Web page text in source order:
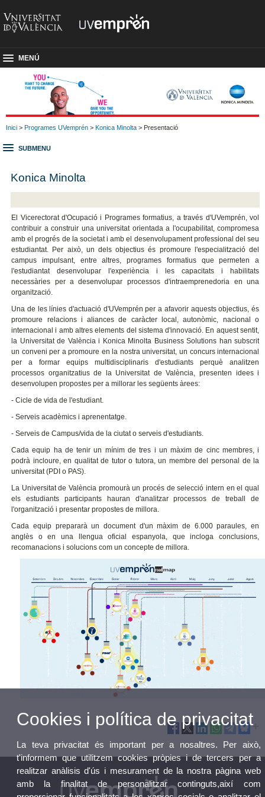
MENÚ
Inici > Programes UVemprén > Konica Minolta > Presentació
SUBMENU
Konica Minolta
El Vicerectorat d'Ocupació i Programes formatius, a través d'UVemprén, vol
contribuir a construir una universitat orientada a l'ocupabilitat, compromesa
amb el progrés de la societat i amb el desenvolupament professional del seu
estudiantat. Per això, un dels objectius és promoure l'especialització del
campus impulsant, entre altres, programes formatius que permeten a
l'estudiantat desenvolupar l'experiència i les capacitats i habilitats
necessàries per a desenvolupar processos d'intraemprenedoria en una
organització.
Una de les línies d'actuació d'UVemprén per a afavorir aquests objectius, és
promoure relacions i aliances de caràcter local, autonòmic, nacional o
internacional i amb altres elements del sistema d'innovació. En aquest sentit,
la Universitat de València i Konica Minolta Business Solutions han subscrit
un conveni per a promoure en la nostra universitat, un concurs internacional
per a formar equips multidisciplinaris d'estudiants perquè analitzen
processos organitzatius de la Universitat de València, presenten idees i
desenvolupen propostes per a millorar les següents àrees:
- Cicle de vida de l'estudiant.
- Serveis acadèmics i aprenentatge.
- Serveis de Campus/vida de la ciutat o serveis d'estudiants.
Cada equip ha de tenir un mínim de tres i un màxim de cinc membres, i
podrà incloure, en qualitat de tutor o tutora, un membre del personal de la
universitat (PDI o PAS).
La Universitat de València promourà un procés de selecció intern en el qual
els estudiants participants hauran d'analitzar processos de treball de
l'organització i presentar propostes de millora.
Cada equip prepararà un document d'un màxim de 6.000 paraules, en
anglès o en una llengua oficial espanyola, que incloga conclusions,
recomanacions i solucions com un concepte de millora.
Cookies i política de privacitat
La teva privacitat és important per a nosaltres. Per això,
t'informem que utilitzem cookies pròpies i de tercers per a
realitzar anàlisis d'ús i mesurament de la nostra pàgina web
amb la finalitat de personalitzar continguts,així com